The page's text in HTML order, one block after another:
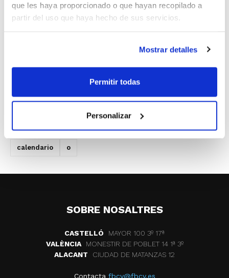
que les haya proporcionado o que hayan recopilado a
partir del uso que haya hecho de sus servicios.
Mostrar detalles
Permitir todas
Personalizar
Las fechas serán las siguientes:
18, 20, 23, 25 y 27 de mayo
ETIQUETES adecco plata gandia basquet
calendario o
SOBRE NOSALTRES
CASTELLÓ
MAYOR 100 3º 17ª
VALÈNCIA
MONESTIR DE POBLET 14 1ª 3º
ALACANT
CIUDAD DE MATANZAS 12
Contacta fbcv@fbcv.es